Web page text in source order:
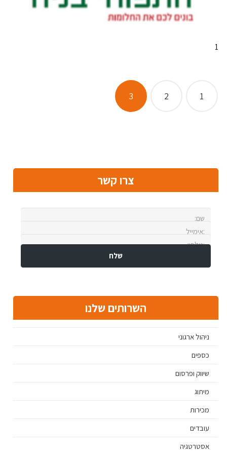
1
pagination
1
2
3
צרו קשר
השרותים שלנו
ניהול ארגוני
כספים
שיווק ופרסום
מיתוג
מכירות
עובדים
אסטרטגיה